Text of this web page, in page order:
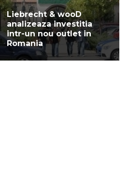
Liebrecht & wooD
analizeaza investitia
intr-un nou outlet in
Romania